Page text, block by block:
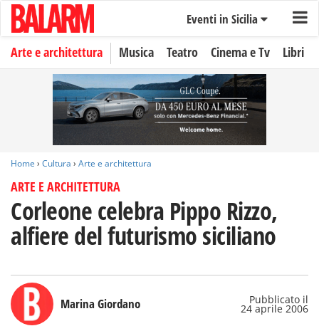
Eventi in Sicilia
Arte e architettura Musica Teatro Cinema e Tv Libri
Home › Cultura › Arte e architettura
ARTE E ARCHITETTURA
Corleone celebra Pippo Rizzo,
alfiere del futurismo siciliano
Marina Giordano Pubblicato il
24 aprile 2006